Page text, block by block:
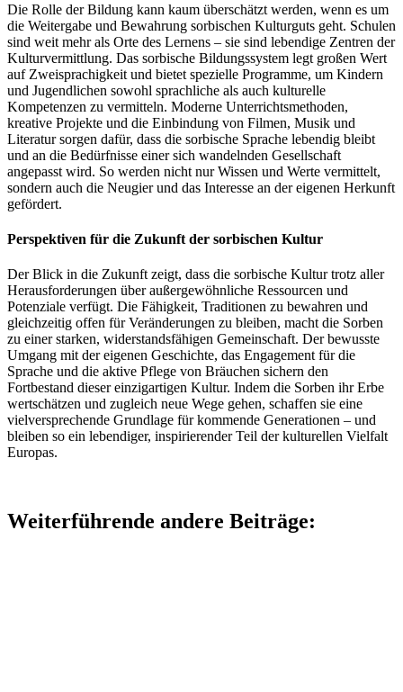
Die Rolle der Bildung kann kaum überschätzt werden, wenn es um
die Weitergabe und Bewahrung sorbischen Kulturguts geht. Schulen
sind weit mehr als Orte des Lernens – sie sind lebendige Zentren der
Kulturvermittlung. Das sorbische Bildungssystem legt großen Wert
auf Zweisprachigkeit und bietet spezielle Programme, um Kindern
und Jugendlichen sowohl sprachliche als auch kulturelle
Kompetenzen zu vermitteln. Moderne Unterrichtsmethoden,
kreative Projekte und die Einbindung von Filmen, Musik und
Literatur sorgen dafür, dass die sorbische Sprache lebendig bleibt
und an die Bedürfnisse einer sich wandelnden Gesellschaft
angepasst wird. So werden nicht nur Wissen und Werte vermittelt,
sondern auch die Neugier und das Interesse an der eigenen Herkunft
gefördert.
Perspektiven für die Zukunft der sorbischen Kultur
Der Blick in die Zukunft zeigt, dass die sorbische Kultur trotz aller
Herausforderungen über außergewöhnliche Ressourcen und
Potenziale verfügt. Die Fähigkeit, Traditionen zu bewahren und
gleichzeitig offen für Veränderungen zu bleiben, macht die Sorben
zu einer starken, widerstandsfähigen Gemeinschaft. Der bewusste
Umgang mit der eigenen Geschichte, das Engagement für die
Sprache und die aktive Pflege von Bräuchen sichern den
Fortbestand dieser einzigartigen Kultur. Indem die Sorben ihr Erbe
wertschätzen und zugleich neue Wege gehen, schaffen sie eine
vielversprechende Grundlage für kommende Generationen – und
bleiben so ein lebendiger, inspirierender Teil der kulturellen Vielfalt
Europas.
Weiterführende andere Beiträge: